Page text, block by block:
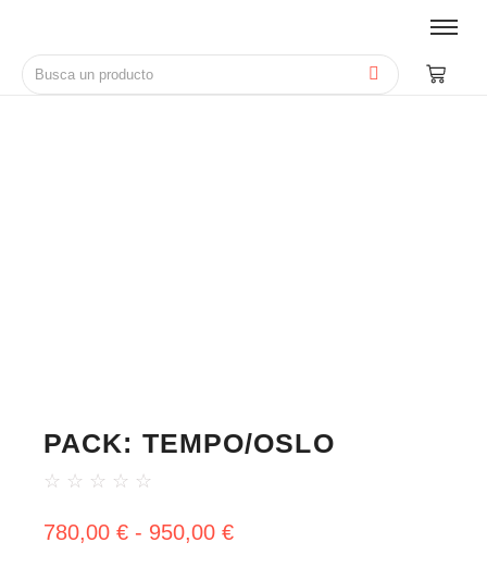
PACK: TEMPO/OSLO
☆ ☆ ☆ ☆ ☆
780,00 € - 950,00 €